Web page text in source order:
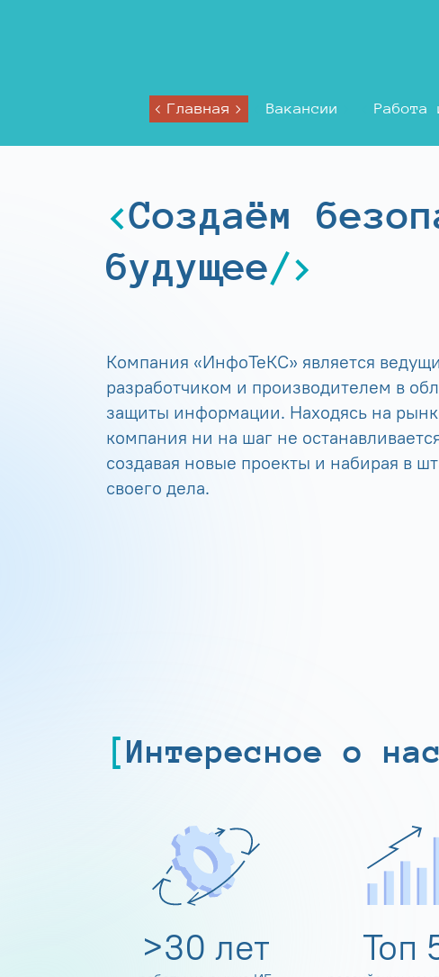
Главная Вакансии Работа
Создаём
будущее
Компания «ИнфоТеКС» является
разработчиком и производителем в
защиты информации. Находясь на
компания ни на шаг не
создавая новые проекты и набирая в
своего дела.
Интересное о нас
>30 лет Топ